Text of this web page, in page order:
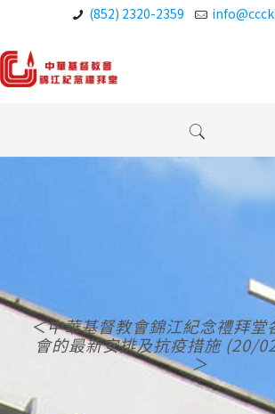
(852) 2320-2359
＜中華基督教會錦江紀念禮拜堂
會的最新安排及抗疫措施 (20/
＞